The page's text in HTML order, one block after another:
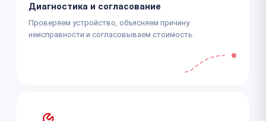
Диагностика и согласование
Проверяем устройство, объясняем причину
неисправности и согласовываем стоимость.